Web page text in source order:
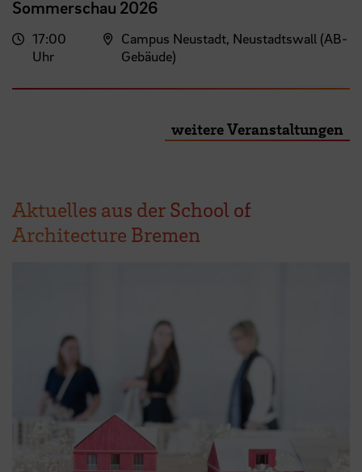
Sommerschau 2026
17:00
Uhr
Campus Neustadt, Neustadtswall (AB-
Gebäude)
weitere Veranstaltungen
Aktuelles aus der School of
Architecture Bremen